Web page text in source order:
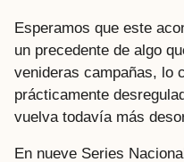
Esperamos que este
un precedente de algo
venideras campañas, lo
prácticamente
vuelva todavía más
En nueve Series